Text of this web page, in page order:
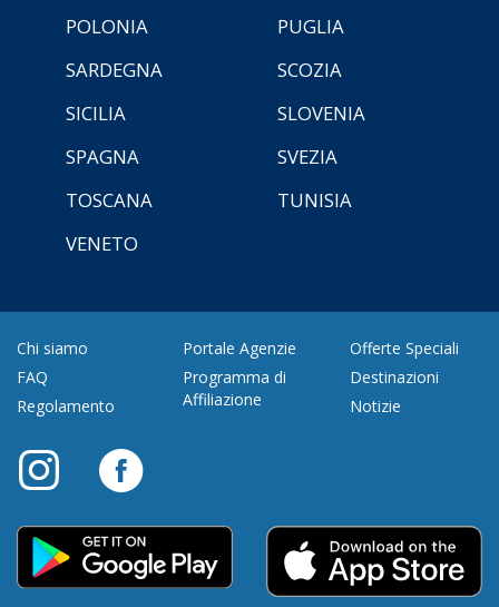
POLONIA
PUGLIA
SARDEGNA
SCOZIA
SICILIA
SLOVENIA
SPAGNA
SVEZIA
TOSCANA
TUNISIA
VENETO
Chi siamo
FAQ
Regolamento
Portale Agenzie
Programma di
Affiliazione
Offerte Speciali
Destinazioni
Notizie